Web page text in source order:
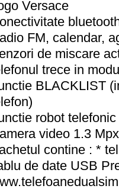
Versace
FM, calendar,
de miscare
trece in
BLACKLIST
robot telefonic
video 1.3
contine : *
de date USB